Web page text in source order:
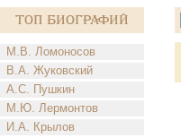
Топ Биографий
М.В. Ломоносов
В.А. Жуковский
А.С. Пушкин
М.Ю. Лермонтов
И.А. Крылов